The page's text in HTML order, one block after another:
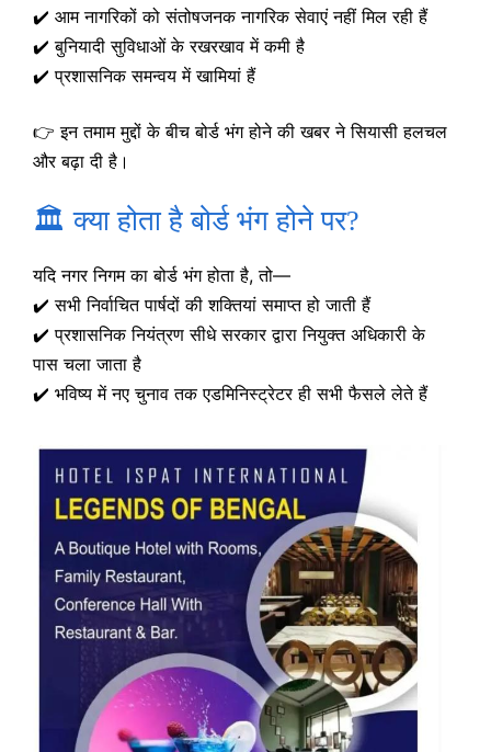
✔️ आम नागरिकों को संतोषजनक नागरिक सेवाएं नहीं मिल रही हैं
✔️ बुनियादी सुविधाओं के रखरखाव में कमी है
✔️ प्रशासनिक समन्वय में खामियां हैं
👉 इन तमाम मुद्दों के बीच बोर्ड भंग होने की खबर ने सियासी हलचल
और बढ़ा दी है।
🏛️ क्या होता है बोर्ड भंग होने पर?
यदि नगर निगम का बोर्ड भंग होता है, तो—
✔️ सभी निर्वाचित पार्षदों की शक्तियां समाप्त हो जाती हैं
✔️ प्रशासनिक नियंत्रण सीधे सरकार द्वारा नियुक्त अधिकारी के
पास चला जाता है
✔️ भविष्य में नए चुनाव तक एडमिनिस्ट्रेटर ही सभी फैसले लेते हैं